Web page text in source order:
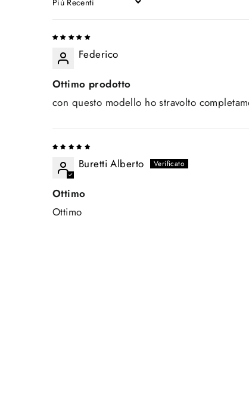
SORT BY
Federico
Ottimo prodotto
con questo modello ho stravolto
Buretti Alberto
Ottimo
Ottimo